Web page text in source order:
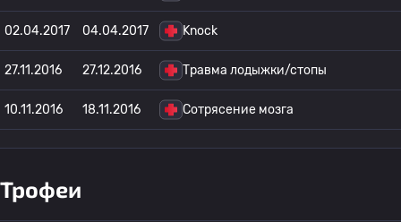
02.04.2017 04.04.2017 Knock
27.11.2016 27.12.2016 Травма лодыжки/стопы
10.11.2016 18.11.2016 Сотрясение мозга
Трофеи